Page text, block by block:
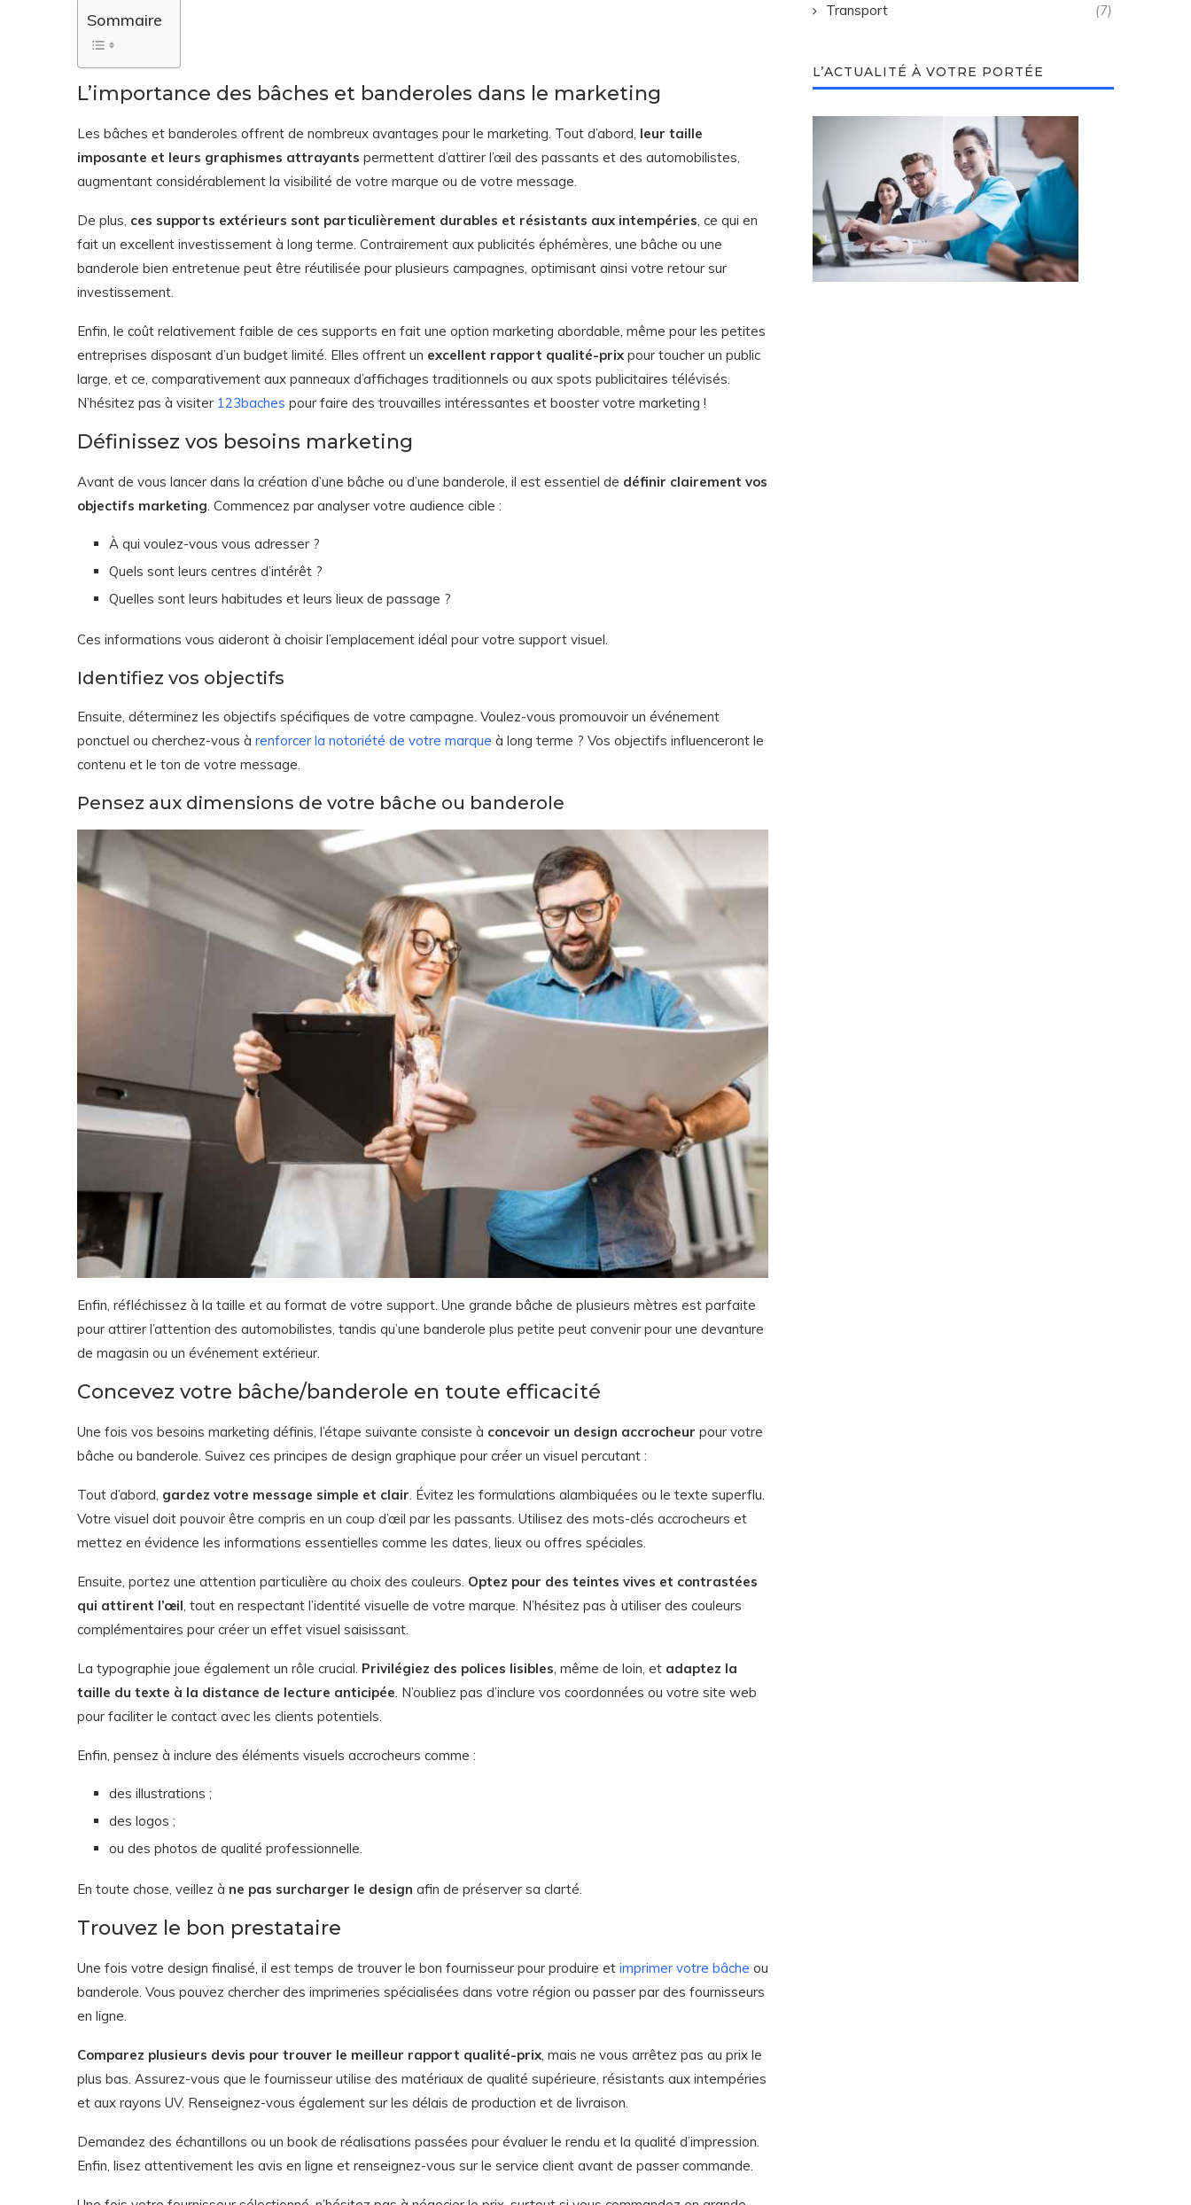
Sommaire
L’importance des bâches et banderoles dans le marketing
Les bâches et banderoles offrent de nombreux avantages pour le marketing. Tout d’abord, leur taille
imposante et leurs graphismes attrayants permettent d’attirer l’œil des passants et des automobilistes,
augmentant considérablement la visibilité de votre marque ou de votre message.
De plus, ces supports extérieurs sont particulièrement durables et résistants aux intempéries , ce qui en
fait un excellent investissement à long terme. Contrairement aux publicités éphémères, une bâche ou une
banderole bien entretenue peut être réutilisée pour plusieurs campagnes, optimisant ainsi votre retour sur
investissement.
Enfin, le coût relativement faible de ces supports en fait une option marketing abordable, même pour les petites
entreprises disposant d’un budget limité. Elles offrent un excellent rapport qualité-prix pour toucher un public
large, et ce, comparativement aux panneaux d’affichages traditionnels ou aux spots publicitaires télévisés.
N’hésitez pas à visiter 123baches pour faire des trouvailles intéressantes et booster votre marketing !
Définissez vos besoins marketing
Avant de vous lancer dans la création d’une bâche ou d’une banderole, il est essentiel de définir clairement vos
objectifs marketing . Commencez par analyser votre audience cible :
À qui voulez-vous vous adresser ?
Quels sont leurs centres d’intérêt ?
Quelles sont leurs habitudes et leurs lieux de passage ?
Ces informations vous aideront à choisir l’emplacement idéal pour votre support visuel.
Identifiez vos objectifs
Ensuite, déterminez les objectifs spécifiques de votre campagne. Voulez-vous promouvoir un événement
ponctuel ou cherchez-vous à renforcer la notoriété de votre marque à long terme ? Vos objectifs influenceront le
contenu et le ton de votre message.
Pensez aux dimensions de votre bâche ou banderole
Enfin, réfléchissez à la taille et au format de votre support. Une grande bâche de plusieurs mètres est parfaite
pour attirer l’attention des automobilistes, tandis qu’une banderole plus petite peut convenir pour une devanture
de magasin ou un événement extérieur.
Concevez votre bâche/banderole en toute efficacité
Une fois vos besoins marketing définis, l’étape suivante consiste à concevoir un design accrocheur pour votre
bâche ou banderole. Suivez ces principes de design graphique pour créer un visuel percutant :
Tout d’abord, gardez votre message simple et clair. Évitez les formulations alambiquées ou le texte superflu.
Votre visuel doit pouvoir être compris en un coup d’œil par les passants. Utilisez des mots-clés accrocheurs et
mettez en évidence les informations essentielles comme les dates, lieux ou offres spéciales.
Ensuite, portez une attention particulière au choix des couleurs. Optez pour des teintes vives et contrastées
qui attirent l’œil, tout en respectant l’identité visuelle de votre marque. N’hésitez pas à utiliser des couleurs
complémentaires pour créer un effet visuel saisissant.
La typographie joue également un rôle crucial. Privilégiez des polices lisibles, même de loin, et adaptez la
taille du texte à la distance de lecture anticipée. N’oubliez pas d’inclure vos coordonnées ou votre site web
pour faciliter le contact avec les clients potentiels.
Enfin, pensez à inclure des éléments visuels accrocheurs comme :
des illustrations ;
des logos ;
ou des photos de qualité professionnelle.
En toute chose, veillez à ne pas surcharger le design afin de préserver sa clarté.
Trouvez le bon prestataire
Une fois votre design finalisé, il est temps de trouver le bon fournisseur pour produire et imprimer votre bâche ou
banderole. Vous pouvez chercher des imprimeries spécialisées dans votre région ou passer par des fournisseurs
en ligne.
Comparez plusieurs devis pour trouver le meilleur rapport qualité-prix, mais ne vous arrêtez pas au prix le
plus bas. Assurez-vous que le fournisseur utilise des matériaux de qualité supérieure, résistants aux intempéries
et aux rayons UV. Renseignez-vous également sur les délais de production et de livraison.
Demandez des échantillons ou un book de réalisations passées pour évaluer le rendu et la qualité d’impression.
Enfin, lisez attentivement les avis en ligne et renseignez-vous sur le service client avant de passer commande.
Transport (7)
L’ACTUALITÉ À VOTRE PORTÉE